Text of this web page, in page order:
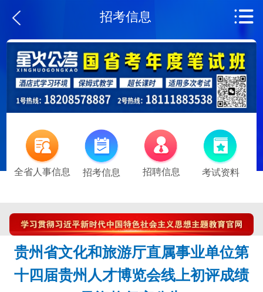
招考信息
全省人事信息 招考信息 招聘信息 考试资料
贵州省文化和旅游厅直属事业单位第
十四届贵州人才博览会线上初评成绩